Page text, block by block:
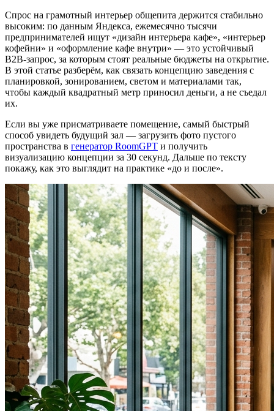
Спрос на грамотный интерьер общепита держится стабильно
высоким: по данным Яндекса, ежемесячно тысячи
предпринимателей ищут «дизайн интерьера кафе», «интерьер
кофейни» и «оформление кафе внутри» — это устойчивый
B2B-запрос, за которым стоят реальные бюджеты на открытие.
В этой статье разберём, как связать концепцию заведения с
планировкой, зонированием, светом и материалами так,
чтобы каждый квадратный метр приносил деньги, а не съедал
их.
Если вы уже присматриваете помещение, самый быстрый
способ увидеть будущий зал — загрузить фото пустого
пространства в генератор RoomGPT и получить
визуализацию концепции за 30 секунд. Дальше по тексту
покажу, как это выглядит на практике «до и после».